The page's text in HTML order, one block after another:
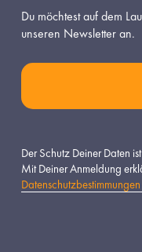
Du möchtest auf dem
unseren Newsletter an.
Der Schutz Deiner Daten
Mit Deiner Anmeldung
Datenschutzbestimmungen